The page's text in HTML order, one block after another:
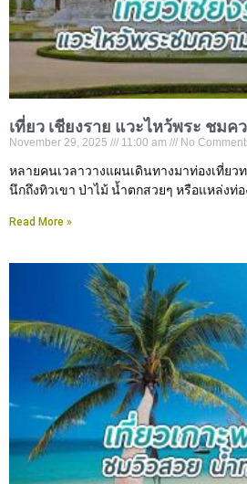
เที่ยว เชียงราย แวะไหว้พระ ชมค
November 29, 2025 11:00 am No
หลายคนเวลาวางแผนเดินทางมาท่องเที่ยว
นึกถึงทิวเขา ป่าไม้ น้ำตกสวยๆ หรือแหล่งท่
Read More »